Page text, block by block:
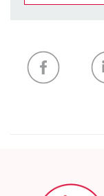
Meine Liste (0)